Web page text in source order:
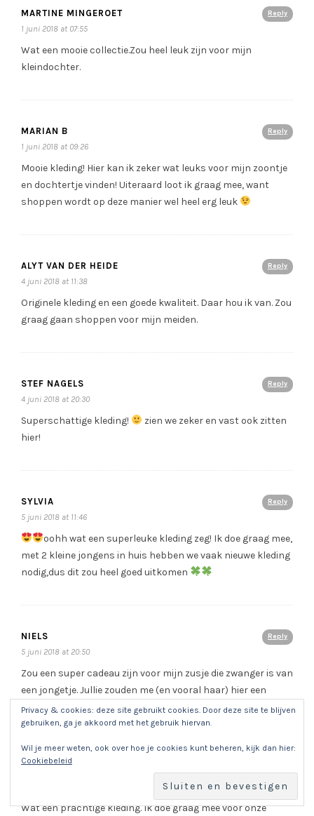
Reply
MARTINE MINGEROET
1 juni 2018 at 07:55
Wat een mooie collectie.Zou heel leuk zijn voor mijn
kleindochter.
Reply
MARIAN B
1 juni 2018 at 09:26
Mooie kleding! Hier kan ik zeker wat leuks voor mijn zoontje
en dochtertje vinden! Uiteraard loot ik graag mee, want
shoppen wordt op deze manier wel heel erg leuk
Reply
ALYT VAN DER HEIDE
4 juni 2018 at 11:38
Originele kleding en een goede kwaliteit. Daar hou ik van. Zou
graag gaan shoppen voor mijn meiden.
Reply
STEF NAGELS
4 juni 2018 at 20:30
Superschattige kleding!
zien we zeker en vast ook zitten
hier!
Reply
SYLVIA
5 juni 2018 at 11:46
oohh wat een superleuke kleding zeg! Ik doe graag mee,
met 2 kleine jongens in huis hebben we vaak nieuwe kleding
nodig,dus dit zou heel goed uitkomen
Reply
NIELS
5 juni 2018 at 20:50
Zou een super cadeau zijn voor mijn zusje die zwanger is van
een jongetje. Jullie zouden me (en vooral haar) hier een
groot plezier mee doen.
Reply
Wat een prachtige kleding. Ik doe graag mee voor onze
Privacy & cookies: deze site gebruikt cookies. Door deze site te blijven
gebruiken, ga je akkoord met het gebruik hiervan.
Wil je meer weten, ook over hoe je cookies kunt beheren, kijk dan hier:
Cookiebeleid